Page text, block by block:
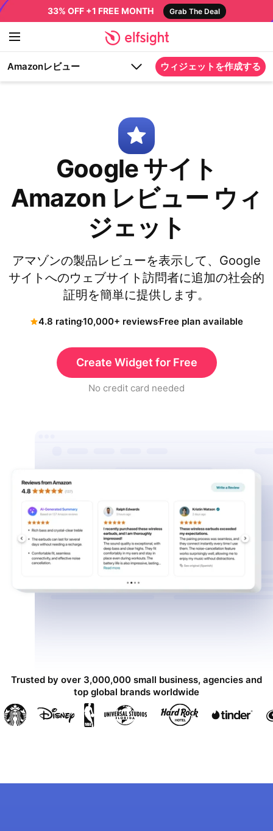
33% OFF +1 FREE MONTH Grab The Deal
Amazonレビュー ウィジェットを作成する
Google サイト
Amazon レビュー ウィ
ジェット
アマゾンの製品レビューを表示して、Google
サイトへのウェブサイト訪問者に追加の社会的
証明を簡単に提供します。
4.8 rating10,000+ reviewsFree plan available
Create Widget for Free
No credit card needed
Trusted by over 3,000,000 small business, agencies and
top global brands worldwide